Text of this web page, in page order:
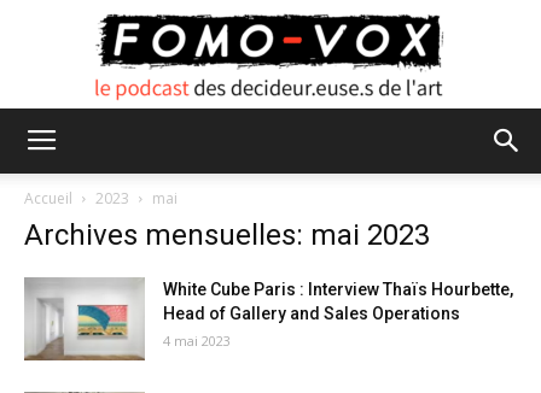
Accueil 2023 mai
Archives mensuelles: mai 2023
White Cube Paris : Interview Thaïs Hourbette,
Head of Gallery and Sales Operations
4 mai 2023